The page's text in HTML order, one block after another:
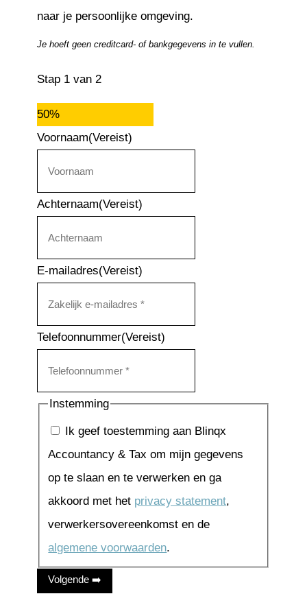
naar je persoonlijke omgeving.
Je hoeft geen creditcard- of bankgegevens in te vullen.
Stap 1van 2
50%
Voornaam(Vereist)
Achternaam(Vereist)
E-mailadres(Vereist)
Telefoonnummer(Vereist)
Instemming
Ik geef toestemming aan Blinqx
Accountancy & Tax om mijn gegevens
op te slaan en te verwerken en ga
akkoord met het privacy statement,
verwerkersovereenkomst en de
algemene voorwaarden.